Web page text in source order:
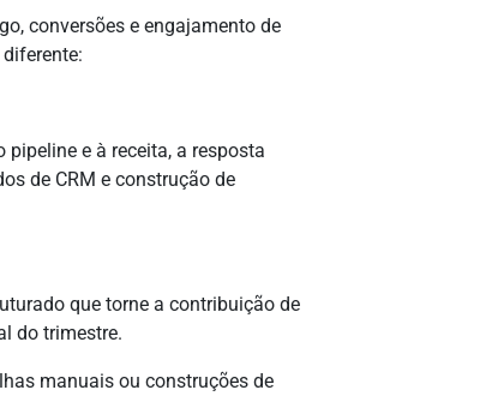
conversões e engajamento de
e à receita, a resposta
de CRM e construção de
que torne a contribuição de
do trimestre.
manuais ou construções de